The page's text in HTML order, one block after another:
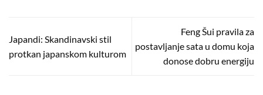
Japandi: Skandinavski stil
protkan japanskom kulturom
Feng Šui pravila za
postavljanje sata u domu koja
donose dobru energiju